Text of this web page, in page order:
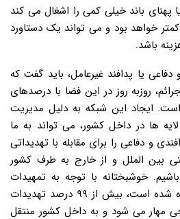
باند خیلی کمی را اشغال می کند
کمتر خواهد بود و می تواند یک دستاورد
باشد.
یا پدافند غیرعامل، باید گفت که
روزبه روز در این فضا با درصدهای
ایجاد این شبکه به دلیل مدیریت
ها در داخل کشور، می تواند به ما
و دفاعی را برای مقابله با تهدیداتی
بین الملل و از خارج به طرف کشور
خوشبختانه با توجه به تمهیدات
امنیتی و دفاعی که اندیشیده شده است، بیش از ۹۹ درصد تهدیدات
مهار می شود و به داخل کشور منتقل